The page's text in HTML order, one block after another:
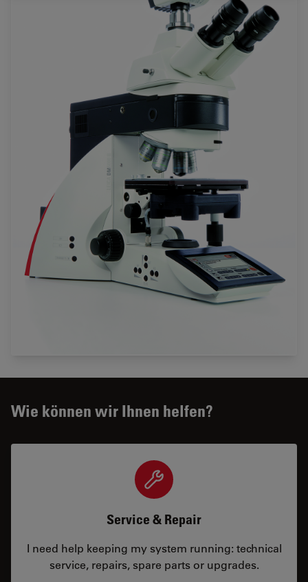
Wie können wir Ihnen helfen?
Service & Repair
I need help keeping my system running: technical
service, repairs, spare parts or upgrades.